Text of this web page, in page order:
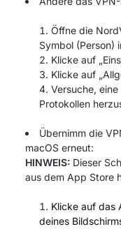
Öffne die
Symbol (Person)
Klicke auf
Klicke auf
Versuche,
Protokollen
Übernimm die
macOS erneut:
HINWEIS: Dieser
aus dem App Store
Klicke auf das
deines